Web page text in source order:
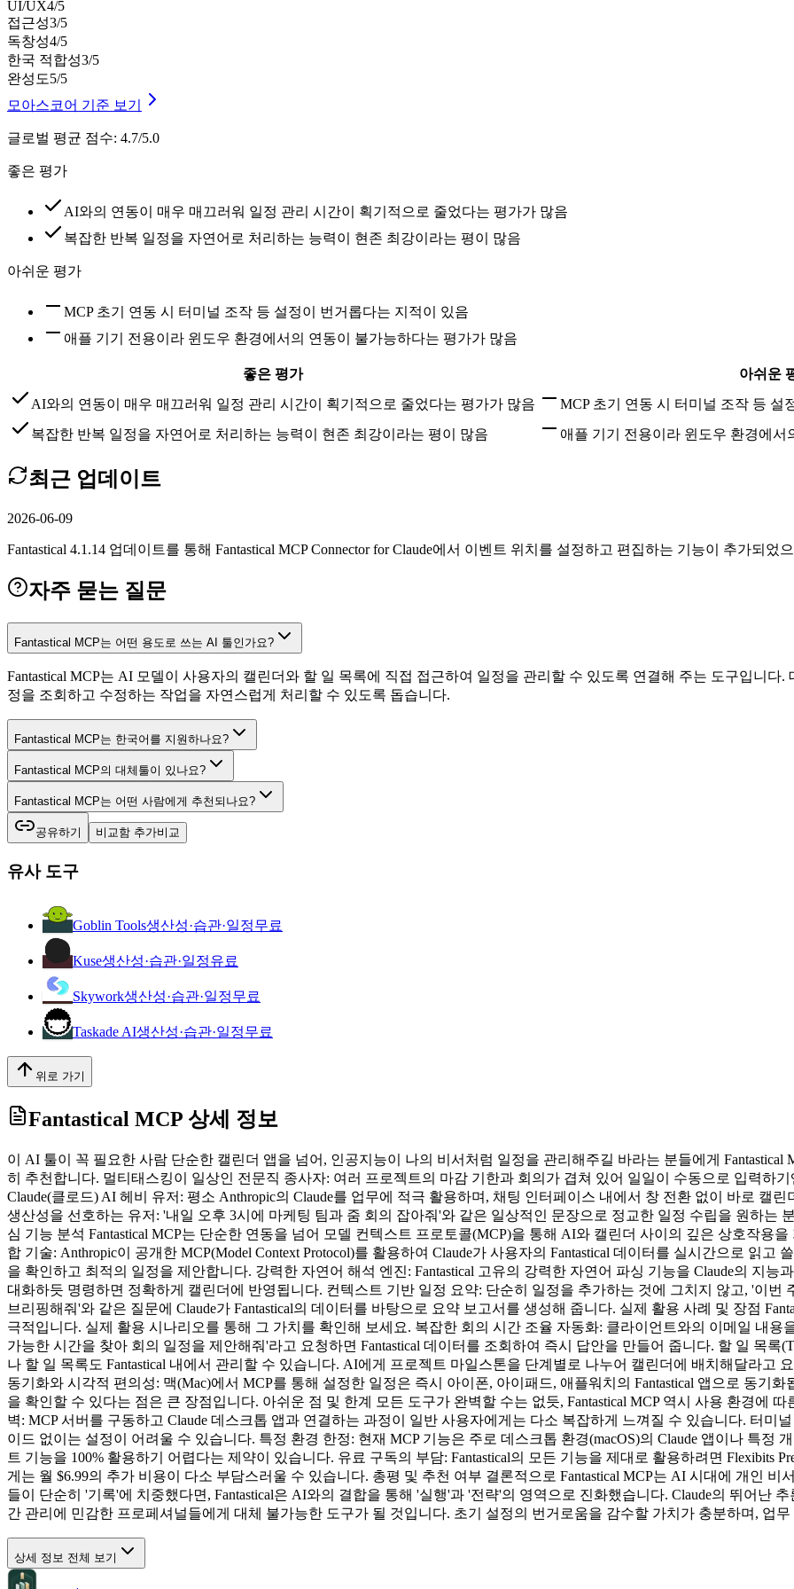
UI/UX4/5
접근성3/5
독창성4/5
한국 적합성3/5
완성도5/5
모아스코어 기준 보기
글로벌 평균 점수: 4.7/5.0
좋은 평가
AI와의 연동이 매우 매끄러워 일정 관리 시간이 획기적으로 줄었다는 평가가 많음
복잡한 반복 일정을 자연어로 처리하는 능력이 현존 최강이라는 평이 많음
아쉬운 평가
MCP 초기 연동 시 터미널 조작 등 설정이 번거롭다는 지적이 있음
애플 기기 전용이라 윈도우 환경에서의 연동이 불가능하다는 평가가 많음
좋은 평가
아쉬운
AI와의 연동이 매우 매끄러워 일정 관리 시간이 획기적으로 줄었다는 평가가 많음
MCP 초기 연동 시 터미널 조작 등 설
복잡한 반복 일정을 자연어로 처리하는 능력이 현존 최강이라는 평이 많음
애플 기기 전용이라 윈도우 환경에
최근 업데이트
2026-06-09
Fantastical 4.1.14 업데이트를 통해 Fantastical MCP Connector for Claude에서 이벤트 위치를 설정하고 편집하는 기능이 추가되
자주 묻는 질문
Fantastical MCP는 어떤 용도로 쓰는 AI 툴인가요?
Fantastical MCP는 AI 모델이 사용자의 캘린더와 할 일 목록에 직접 접근하여 일정을 관리할 수 있도록 연결해 주는 도구입니
정을 조회하고 수정하는 작업을 자연스럽게 처리할 수 있도록 돕습니다.
Fantastical MCP는 한국어를 지원하나요?
Fantastical MCP의 대체툴이 있나요?
Fantastical MCP는 어떤 사람에게 추천되나요?
공유하기 비교함 추가비교
유사 도구
Goblin Tools생산성·습관·일정무료
Kuse생산성·습관·일정유료
Skywork생산성·습관·일정무료
Taskade AI생산성·습관·일정무료
위로 가기
Fantastical MCP 상세 정보
이 AI 툴이 꼭 필요한 사람 단순한 캘린더 앱을 넘어, 인공지능이 나의 비서처럼 일정을 관리해주길 바라는 분들에게
히 추천합니다. 멀티태스킹이 일상인 전문직 종사자: 여러 프로젝트의 마감 기한과 회의가 겹쳐 있어 일일이 수동으로 입력하
Claude(클로드) AI 헤비 유저: 평소 Anthropic의 Claude를 업무에 적극 활용하며, 채팅 인터페이스 내에서 창 전환 없이 바로 캘
생산성을 선호하는 유저: '내일 오후 3시에 마케팅 팀과 줌 회의 잡아줘'와 같은 일상적인 문장으로 정교한 일정 수립을 원하는
심 기능 분석 Fantastical MCP는 단순한 연동을 넘어 모델 컨텍스트 프로토콜(MCP)을 통해 AI와 캘린더 사이의 깊은 상호작용
합 기술: Anthropic이 공개한 MCP(Model Context Protocol)를 활용하여 Claude가 사용자의 Fantastical 데이터를 실시간으로 읽
을 확인하고 최적의 일정을 제안합니다. 강력한 자연어 해석 엔진: Fantastical 고유의 강력한 자연어 파싱 기능을 Claude의 지
대화하듯 명령하면 정확하게 캘린더에 반영됩니다. 컨텍스트 기반 일정 요약: 단순히 일정을 추가하는 것에 그치지 않고, '이번
브리핑해줘'와 같은 질문에 Claude가 Fantastical의 데이터를 바탕으로 요약 보고서를 생성해 줍니다. 실제 활용 사례 및 장점
극적입니다. 실제 활용 시나리오를 통해 그 가치를 확인해 보세요. 복잡한 회의 시간 조율 자동화: 클라이언트와의 이메일 내용
가능한 시간을 찾아 회의 일정을 제안해줘'라고 요청하면 Fantastical 데이터를 조회하여 즉시 답안을 만들어 줍니다. 할 일 목록
나 할 일 목록도 Fantastical 내에서 관리할 수 있습니다. AI에게 프로젝트 마일스톤을 단계별로 나누어 캘린더에 배치해달라고
동기화와 시각적 편의성: 맥(Mac)에서 MCP를 통해 설정한 일정은 즉시 아이폰, 아이패드, 애플워치의 Fantastical 앱으로 동기
을 확인할 수 있다는 점은 큰 장점입니다. 아쉬운 점 및 한계 모든 도구가 완벽할 수는 없듯, Fantastical MCP 역시 사용 환경에
벽: MCP 서버를 구동하고 Claude 데스크톱 앱과 연결하는 과정이 일반 사용자에게는 다소 복잡하게 느껴질 수 있습니다. 터미
이드 없이는 설정이 어려울 수 있습니다. 특정 환경 한정: 현재 MCP 기능은 주로 데스크톱 환경(macOS)의 Claude 앱이나 특정
트 기능을 100% 활용하기 어렵다는 제약이 있습니다. 유료 구독의 부담: Fantastical의 모든 기능을 제대로 활용하려면 Flexibits
게는 월 $6.99의 추가 비용이 다소 부담스러울 수 있습니다. 총평 및 추천 여부 결론적으로 Fantastical MCP는 AI 시대에 개인
들이 단순히 '기록'에 치중했다면, Fantastical은 AI와의 결합을 통해 '실행'과 '전략'의 영역으로 진화했습니다. Claude의 뛰어난
간 관리에 민감한 프로페셔널들에게 대체 불가능한 도구가 될 것입니다. 초기 설정의 번거로움을 감수할 가치가 충분하며, 업
상세 정보 전체 보기